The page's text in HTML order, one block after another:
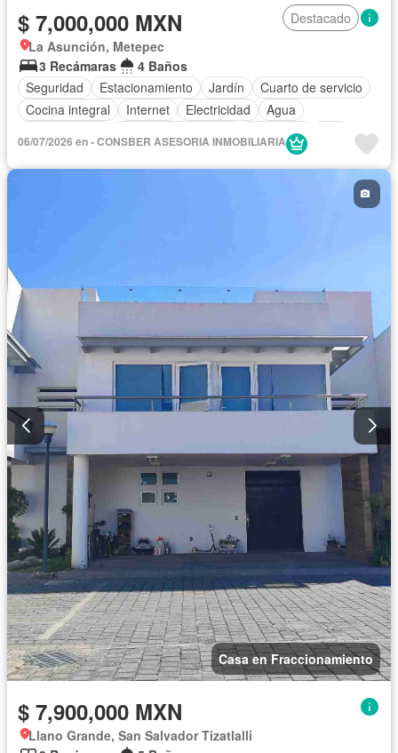
$ 7,000,000 MXN
Destacado
La Asunción, Metepec
3 Recámaras
4 Baños
Seguridad
Estacionamiento Jardín
Cuarto de servicio
Cocina integral
Internet Electricidad
Agua
Despacho
06/07/2026 en - CONSBER ASESORIA INMOBILIARIA
Casa en Fraccionamiento
$ 7,900,000 MXN
Llano Grande, San Salvador Tizatlalli